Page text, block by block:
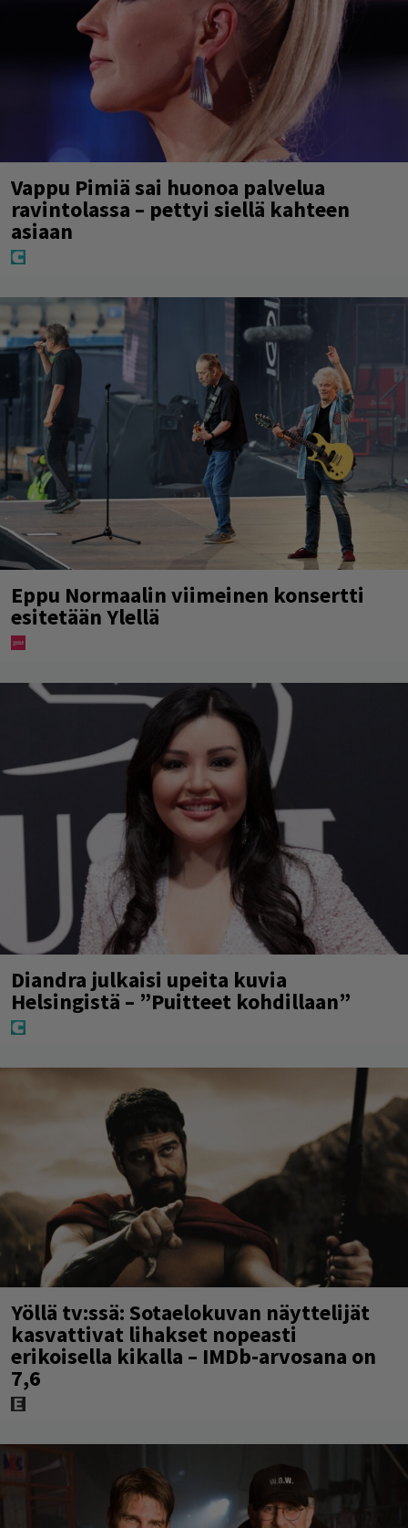
Vappu Pimiä sai huonoa palvelua
ravintolassa – pettyi siellä kahteen
asiaan
Eppu Normaalin viimeinen konsertti
esitetään Ylellä
Diandra julkaisi upeita kuvia
Helsingistä – ”Puitteet kohdillaan”
Yöllä tv:ssä: Sotaelokuvan näyttelijät
kasvattivat lihakset nopeasti
erikoisella kikalla – IMDb-arvosana on
7,6